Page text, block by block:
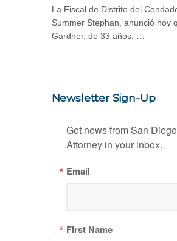
La Fiscal de Distrito del
Summer Stephan, anunció hoy
Gardner, de 33 años, …
Newsletter Sign-Up
Get news from San
Attorney in your inbox.
Email
First Name